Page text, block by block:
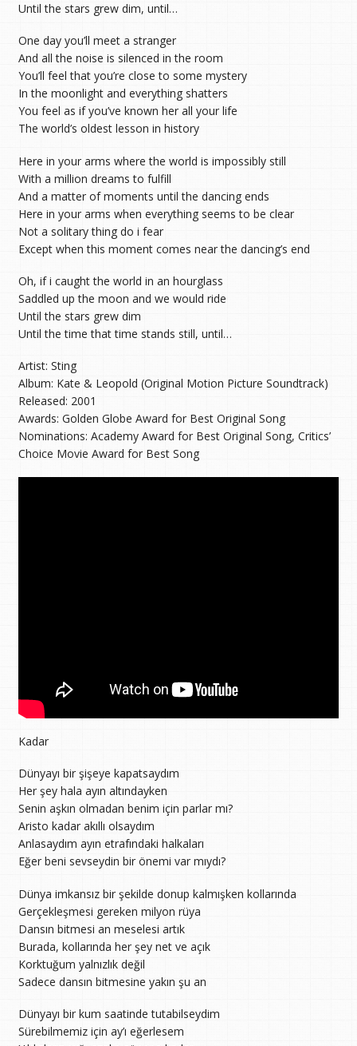
Until the stars grew dim, until…
One day you’ll meet a stranger
And all the noise is silenced in the room
You’ll feel that you’re close to some mystery
In the moonlight and everything shatters
You feel as if you’ve known her all your life
The world’s oldest lesson in history
Here in your arms where the world is impossibly still
With a million dreams to fulfill
And a matter of moments until the dancing ends
Here in your arms when everything seems to be clear
Not a solitary thing do i fear
Except when this moment comes near the dancing’s end
Oh, if i caught the world in an hourglass
Saddled up the moon and we would ride
Until the stars grew dim
Until the time that time stands still, until…
Artist: Sting
Album: Kate & Leopold (Original Motion Picture Soundtrack)
Released: 2001
Awards: Golden Globe Award for Best Original Song
Nominations: Academy Award for Best Original Song, Critics’
Choice Movie Award for Best Song
Kadar
Dünyayı bir şişeye kapatsaydım
Her şey hala ayın altındayken
Senin aşkın olmadan benim için parlar mı?
Aristo kadar akıllı olsaydım
Anlasaydım ayın etrafındaki halkaları
Eğer beni sevseydin bir önemi var mıydı?
Dünya imkansız bir şekilde donup kalmışken kollarında
Gerçekleşmesi gereken milyon rüya
Dansın bitmesi an meselesi artık
Burada, kollarında her şey net ve açık
Korktuğum yalnızlık değil
Sadece dansın bitmesine yakın şu an
Dünyayı bir kum saatinde tutabilseydim
Sürebilmemiz için ay’ı eğerlesem